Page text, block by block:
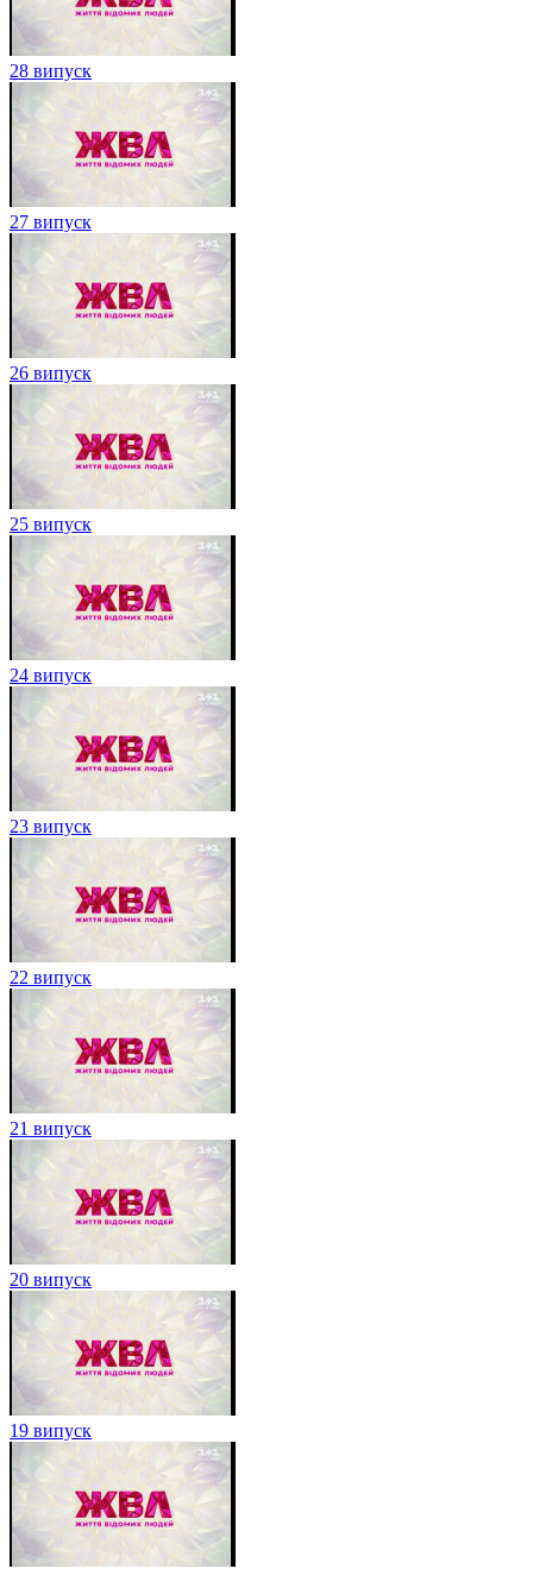
28 випуск
27 випуск
26 випуск
25 випуск
24 випуск
23 випуск
22 випуск
21 випуск
20 випуск
19 випуск